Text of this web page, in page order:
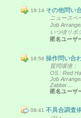
19:14 その他問い
ニュースペ
Job
いつ頃リポ
匿名ユーザ
18:58 操作問い合
質問環境：
OS : Red
Job
Zabbix ...
匿名ユーザ
08:41 不具合調査